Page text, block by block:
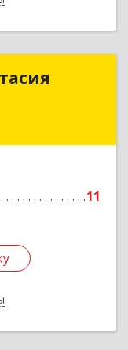
11
Подробнее